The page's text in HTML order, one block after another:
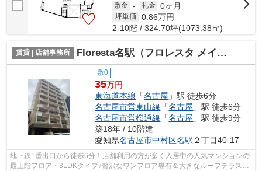
敷金 - 礼金 0ヶ月
坪単価 0.86万円
2-10階 / 324.70坪(1073.38㎡)
賃貸 | 店舗事務所 Floresta名駅（フロレスタ メイエキ）【 サロン系おすすめ 】
敷0
35万円
東海道本線 「名古屋 」駅 徒歩6分
名古屋市営東山線 「名古屋 」駅 徒歩6分
名古屋市営桜通線 「名古屋 」駅 徒歩9分
築18年 / 10階建
愛知県名古屋市中村区名駅 ２丁目40-17
地下鉄1番出口から徒歩6分！店舗利用の方が多く入居中の人気マンションの
最上階フロア・3LDKタイプ♪贅沢なワンフロア専有＆大きなルーフテラスと